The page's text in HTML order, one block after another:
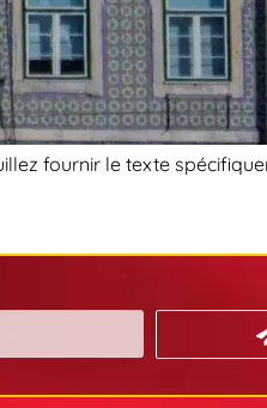
fournir le texte